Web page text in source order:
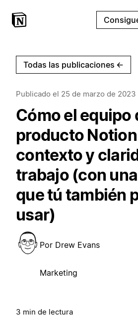
Todas las publicaciones ←
Publicado el 25 de marzo de 2023
Cómo el equipo
producto
contexto y
trabajo (con
que tú también
usar)
Por Drew Evans
Marketing
3 min de lectura